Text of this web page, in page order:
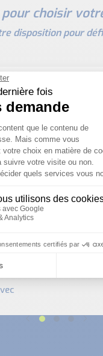
pour choisir
disposition pour